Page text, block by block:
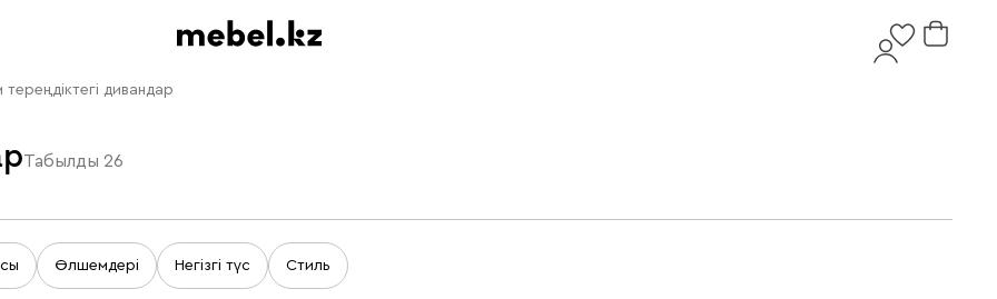
тереңдіктегі дивандар
Табылды 26
Өлшемдері Негізгі түс Стиль